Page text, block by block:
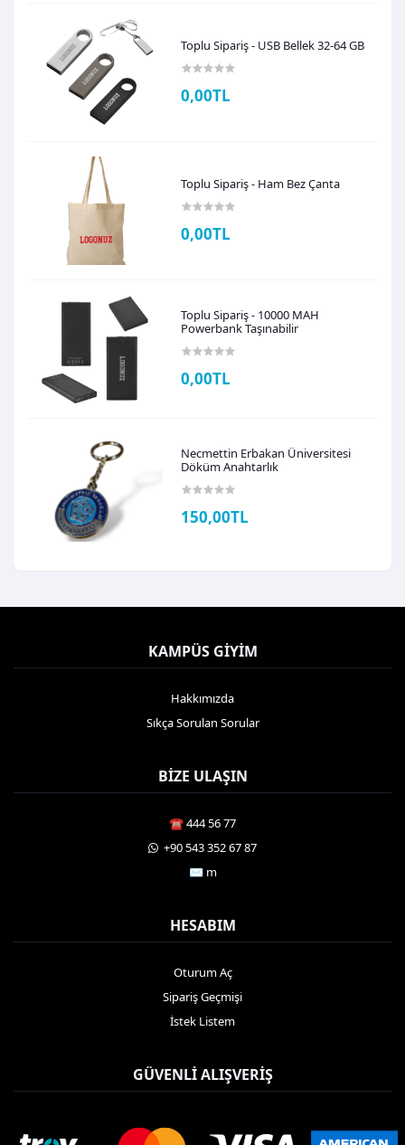
Toplu Sipariş - USB Bellek 32-64 GB
0,00TL
Toplu Sipariş - Ham Bez Çanta
0,00TL
Toplu Sipariş - 10000 MAH
Powerbank Taşınabilir
0,00TL
Necmettin Erbakan Üniversitesi
Döküm Anahtarlık
150,00TL
KAMPÜS GIYIM
Hakkımızda
Sıkça Sorulan Sorular
BIZE ULAŞIN
☎️ 444 56 77
️ +90 543 352 67 87
✉️ m
HESABIM
Oturum Aç
Sipariş Geçmişi
İstek Listem
GÜVENLI ALIŞVERIŞ